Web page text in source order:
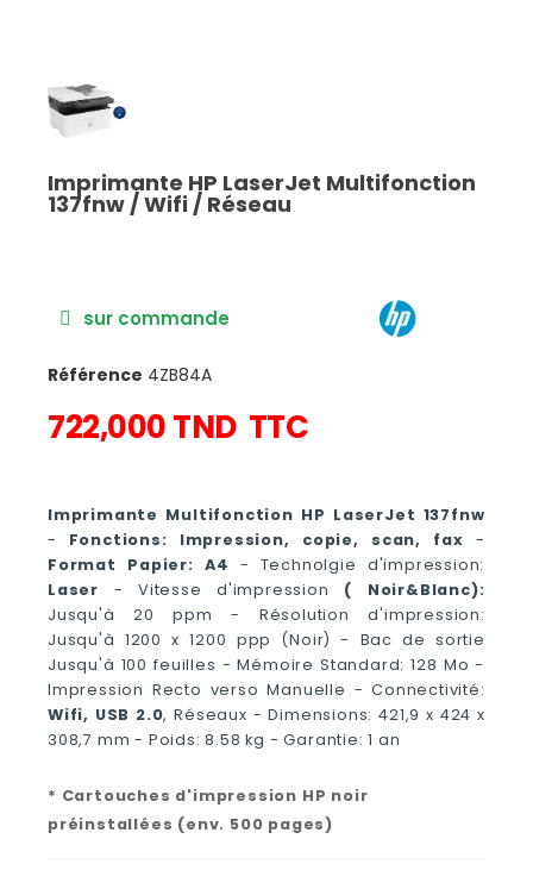
Imprimante HP LaserJet Multifonction
137fnw / Wifi / Réseau
sur commande
Référence 4ZB84A
722,000 TND TTC
Imprimante Multifonction HP LaserJet 137fnw
- Fonctions: Impression, copie, scan, fax -
Format Papier: A4 - Technolgie d'impression:
Laser - Vitesse d'impression ( Noir&Blanc):
Jusqu'à 20 ppm - Résolution d'impression:
Jusqu'à 1200 x 1200 ppp (Noir) - Bac de sortie
Jusqu'à 100 feuilles - Mémoire Standard: 128 Mo -
Impression Recto verso Manuelle - Connectivité:
Wifi, USB 2.0, Réseaux - Dimensions: 421,9 x 424 x
308,7 mm - Poids: 8.58 kg - Garantie: 1 an
* Cartouches d'impression HP noir
préinstallées (env. 500 pages)